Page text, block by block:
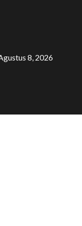
8, 2026